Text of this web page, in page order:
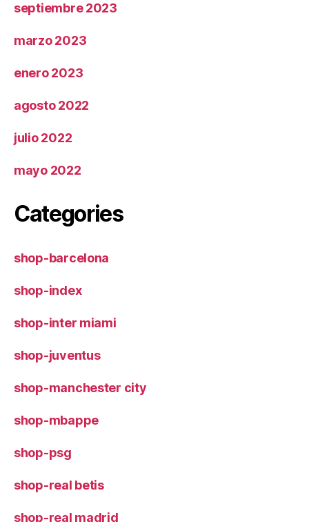
septiembre 2023
marzo 2023
enero 2023
agosto 2022
julio 2022
mayo 2022
Categories
shop-barcelona
shop-index
shop-inter miami
shop-juventus
shop-manchester city
shop-mbappe
shop-psg
shop-real betis
shop-real madrid